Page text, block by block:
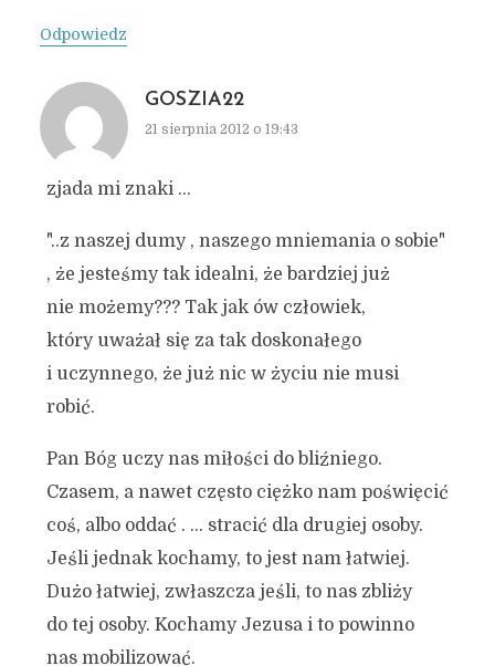
Odpowiedz
GOSZIA22
21 sierpnia 2012 o 19:43
zjada mi znaki …
"..z naszej dumy , naszego mniemania o sobie"
, że jesteśmy tak idealni, że bardziej już
nie możemy??? Tak jak ów człowiek,
który uważał się za tak doskonałego
i uczynnego, że już nic w życiu nie musi
robić.
Pan Bóg uczy nas miłości do bliźniego.
Czasem, a nawet często ciężko nam poświęcić
coś, albo oddać . … stracić dla drugiej osoby.
Jeśli jednak kochamy, to jest nam łatwiej.
Dużo łatwiej, zwłaszcza jeśli, to nas zbliży
do tej osoby. Kochamy Jezusa i to powinno
nas mobilizować.